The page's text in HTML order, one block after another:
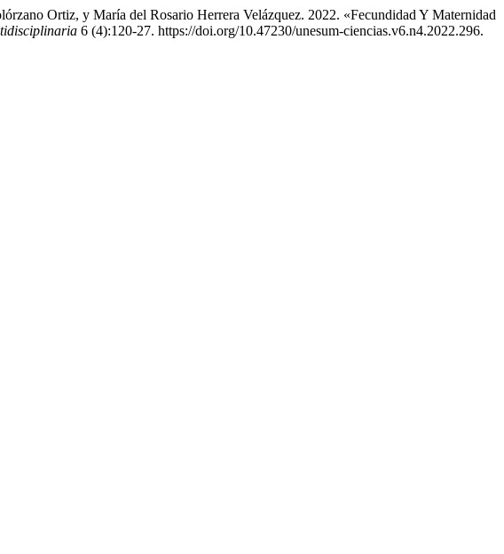
Ortiz, y María del Rosario Herrera Velázquez. 2022. «Fecundidad Y Maternidad
6 (4):120-27. https://doi.org/10.47230/unesum-ciencias.v6.n4.2022.296.